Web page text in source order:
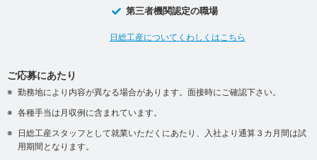
第三者機関認定の職場
日総工産についてくわしくはこちら
ご応募にあたり
勤務地により内容が異なる場合があります。面接時にご確認下さい。
各種手当は月収例に含まれています。
日総工産スタッフとして就業いただくにあたり、入社より通算３カ月間は試
用期間となります。